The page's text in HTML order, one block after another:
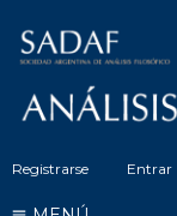
Registrarse Entrar